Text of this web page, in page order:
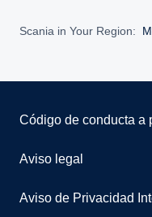
Scania in Your Region:
Código de conducta a
Aviso legal
Aviso de Privacidad